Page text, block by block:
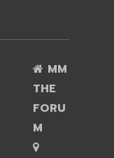
MM
THE
FORU
M